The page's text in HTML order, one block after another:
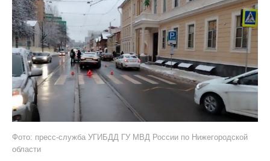
Фото: пресс-служба УГИБДД ГУ МВД России по Нижегородской
области